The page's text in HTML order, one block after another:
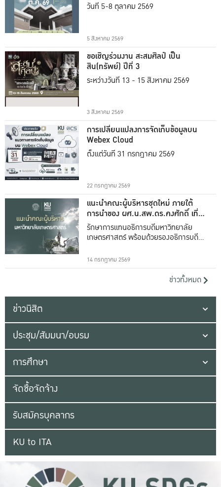
วันที่ 5-8 ตุลาคม 2569
5 สิงหาคม 2569
ขอเชิญร่วมงาน สะสมศิลป์ เป็น
สิน(ทรัพย์) ปีที่ 3
ระหว่างวันที่ 13 - 15 สิงหาคม 2569
3 สิงหาคม 2569
การเปลี่ยนแปลงการจัดเก็บข้อมูลบน
Webex Cloud
ตั้งแต่วันที่ 31 กรกฎาคม 2569
22 กรกฎาคม 2569
แนะนำคณะผู้บริหารชุดใหม่ ภายใต้
การนำของ ผศ.น.สพ.ดร.คงศักดิ์ เที่ยง
ธรรม
รักษาการแทนอธิการบดีมหาวิทยาลัย
เกษตรศาสตร์ พร้อมด้วยรองอธิการบดีทั้ง
14 กรกฎาคม 2569
ข่าวทั้งหมด
ข่าวนิสิต
ประชุม/สัมมนา/อบรม
การศึกษา
จัดซื้อจัดจ้าง
รับสมัครบุคลากร
KU to ITA